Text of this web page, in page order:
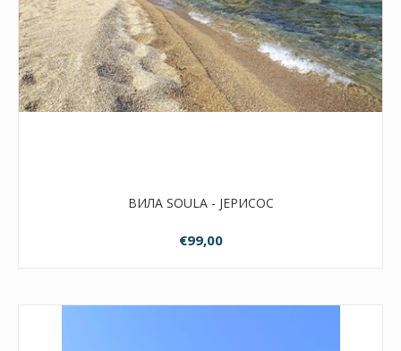
ВИЛА SOULA - ЈЕРИСОС
€99,00